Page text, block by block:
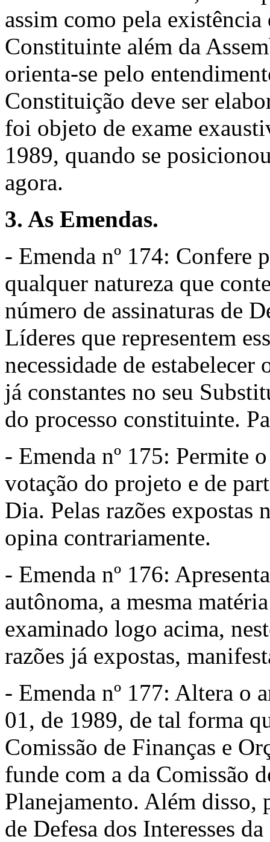
assim como pela
Constituinte além da
orienta-se pelo
Constituição deve ser
foi objeto de exame
1989, quando se
agora.
3. As Emendas.
- Emenda nº 174: Confere
qualquer natureza que
número de assinaturas de
Líderes que representem
necessidade de estabelecer
já constantes no seu
do processo constituinte.
- Emenda nº 175: Permite
votação do projeto e de
Dia. Pelas razões expostas
opina contrariamente.
- Emenda nº 176:
autônoma, a mesma
examinado logo acima,
razões já expostas,
- Emenda nº 177: Altera o
01, de 1989, de tal forma
Comissão de Finanças e
funde com a da Comissão
Planejamento. Além disso,
de Defesa dos Interesses